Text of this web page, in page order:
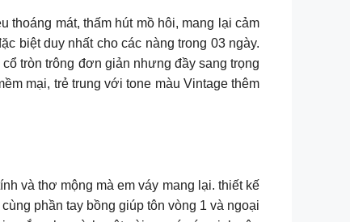
thoáng mát, thấm hút mồ hôi, mang lại cảm
biệt duy nhất cho các nàng trong 03 ngày.
tròn trông đơn giản nhưng đầy sang trọng
mại, trẻ trung với tone màu Vintage thêm
và thơ mộng mà em váy mang lại. thiết kế
phần tay bồng giúp tôn vòng 1 và ngoại